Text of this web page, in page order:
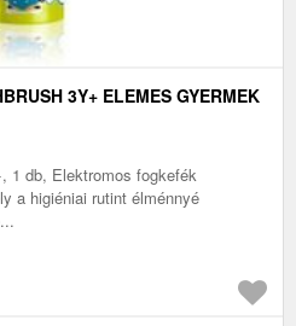
3Y+ ELEMES GYERMEK
1 db, Elektromos fogkefék
a higiéniai rutint élménnyé